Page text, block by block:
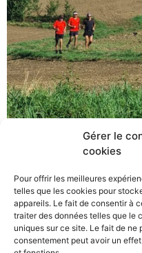
Gérer le
cookies
Pour offrir les meilleures
telles que les cookies pour
appareils. Le fait de consentir à
traiter des données telles que le
uniques sur ce site. Le fait de ne
consentement peut avoir un